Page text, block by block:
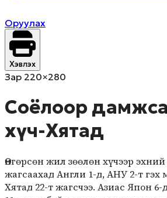
Оруулах
Хэвлэх
Зар 220×280
Соёлоор дамжсан
хүч-Хятад
Өнгөрсөн жил зөөлөн хүчээр
жагсаахад Англи 1-д, АНУ 2-т гэх
Хятад 22-т жагсчээ. Азиас Япон 6-